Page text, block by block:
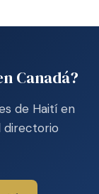
Canadá?
de Haití en
directorio